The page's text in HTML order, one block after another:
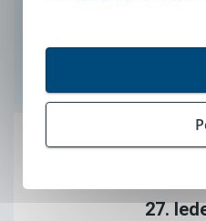
prémií v rámci obchodní
Eva
27.